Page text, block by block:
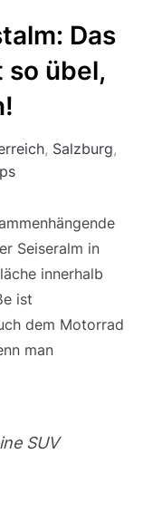
Das
so übel,
, Salzburg,
Seiseralm in
innerhalb
ist
dem Motorrad
man
SUV